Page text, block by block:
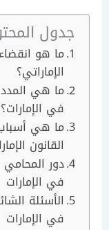
المحتوبات
ما هو انقضاء
الإماراتي؟
ما هي المدد
في الإمارات؟
ما هي أسباب
القانون الإماراتي؟
دور المحامي في
في الإمارات
الأسئلة الشائعة
في الإمارات